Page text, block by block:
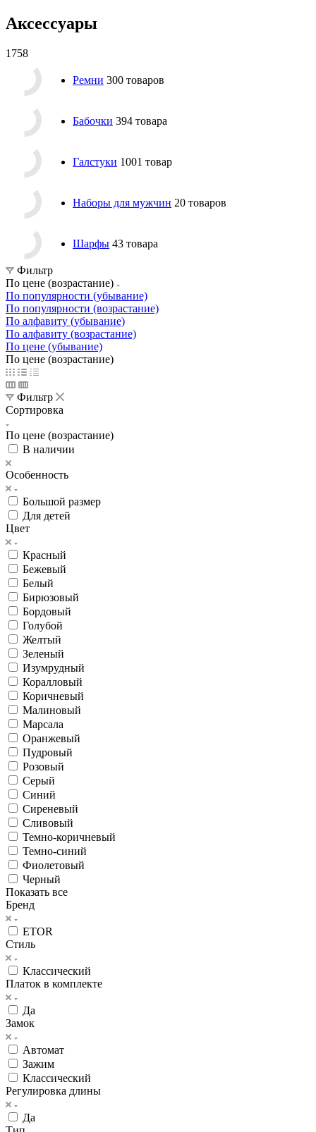
Аксессуары
1758
Ремни 300 товаров
Бабочки 394 товара
Галстуки 1001 товар
Наборы для мужчин 20 товаров
Шарфы 43 товара
Фильтр
По цене (возрастание)
По популярности (убывание)
По популярности (возрастание)
По алфавиту (убывание)
По алфавиту (возрастание)
По цене (убывание)
По цене (возрастание)
Фильтр
Сортировка
По цене (возрастание)
В наличии
Особенность
Большой размер
Для детей
Цвет
Красный
Бежевый
Белый
Бирюзовый
Бордовый
Голубой
Желтый
Зеленый
Изумрудный
Коралловый
Коричневый
Малиновый
Марсала
Оранжевый
Пудровый
Розовый
Серый
Синий
Сиреневый
Сливовый
Темно-коричневый
Темно-синий
Фиолетовый
Черный
Показать все
Бренд
ETOR
Стиль
Классический
Платок в комплекте
Да
Замок
Автомат
Зажим
Классический
Регулировка длины
Да